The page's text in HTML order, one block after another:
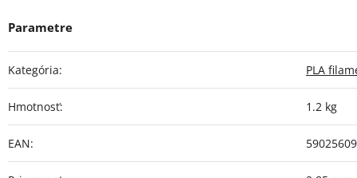
Kategória: PLA
Hmotnosť: 1.2 kg
EAN: